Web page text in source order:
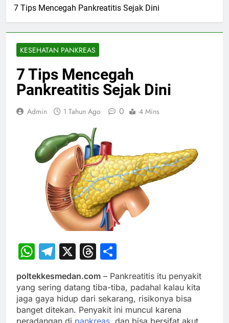
7 Tips Mencegah Pankreatitis Sejak Dini
KESEHATAN PANKREAS
7 Tips Mencegah
Pankreatitis Sejak Dini
Admin 1 Tahun Ago 0 4 Mins
WhatsApp
Telegram
X Threads
poltekkesmedan.com – Pankreatitis itu penyakit
yang sering datang tiba-tiba, padahal kalau kita
jaga gaya hidup dari sekarang, risikonya bisa
banget ditekan. Penyakit ini muncul karena
peradangan di pankreas, dan bisa bersifat akut